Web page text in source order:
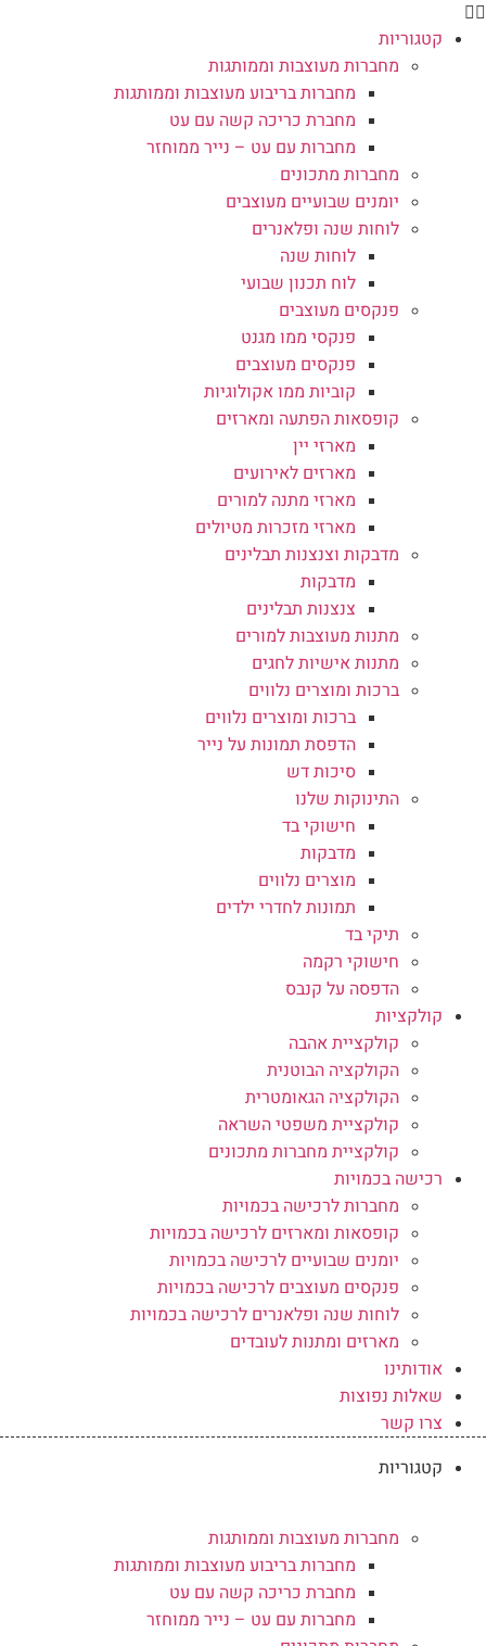
קטגוריות
מחברות מעוצבות וממותגות
מחברות בריבוע מעוצבות וממותגות
מחברת כריכה קשה עם עט
מחברות עם עט – נייר ממוחזר
מחברות מתכונים
יומנים שבועיים מעוצבים
לוחות שנה ופלאנרים
לוחות שנה
לוח תכנון שבועי
פנקסים מעוצבים
פנקסי ממו מגנט
פנקסים מעוצבים
קוביות ממו אקולוגיות
קופסאות הפתעה ומארזים
מארזי יין
מארזים לאירועים
מארזי מתנה למורים
מארזי מזכרות מטיולים
מדבקות וצנצנות תבלינים
מדבקות
צנצנות תבלינים
מתנות מעוצבות למורים
מתנות אישיות לחגים
ברכות ומוצרים נלווים
ברכות ומוצרים נלווים
הדפסת תמונות על נייר
סיכות דש
התינוקות שלנו
חישוקי בד
מדבקות
מוצרים נלווים
תמונות לחדרי ילדים
תיקי בד
חישוקי רקמה
הדפסה על קנבס
קולקציות
קולקציית אהבה
הקולקציה הבוטנית
הקולקציה הגאומטרית
קולקציית משפטי השראה
קולקציית מחברות מתכונים
רכישה בכמויות
מחברות לרכישה בכמויות
קופסאות ומארזים לרכישה בכמויות
יומנים שבועיים לרכישה בכמויות
פנקסים מעוצבים לרכישה בכמויות
לוחות שנה ופלאנרים לרכישה בכמויות
מארזים ומתנות לעובדים
אודותינו
שאלות נפוצות
צרו קשר
קטגוריות
מחברות מעוצבות וממותגות
מחברות בריבוע מעוצבות וממותגות
מחברת כריכה קשה עם עט
מחברות עם עט – נייר ממוחזר